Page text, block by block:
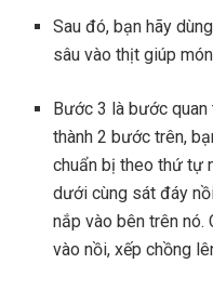
Sau đó, bạn hãy
sâu vào thịt giúp
Bước 3 là bước quan
thành 2 bước trên,
chuẩn bị theo thứ tự
dưới cùng sát đáy
nắp vào bên trên nó.
vào nồi, xếp chồng